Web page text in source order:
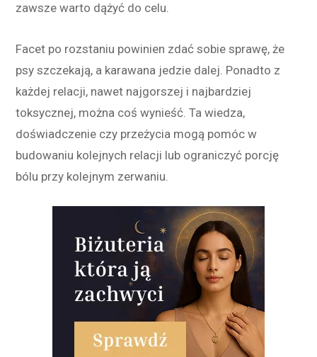
zawsze warto dążyć do celu.
Facet po rozstaniu powinien zdać sobie sprawę, że
psy szczekają, a karawana jedzie dalej. Ponadto z
każdej relacji, nawet najgorszej i najbardziej
toksycznej, można coś wynieść. Ta wiedza,
doświadczenie czy przeżycia mogą pomóc w
budowaniu kolejnych relacji lub ograniczyć porcję
bólu przy kolejnym zerwaniu.